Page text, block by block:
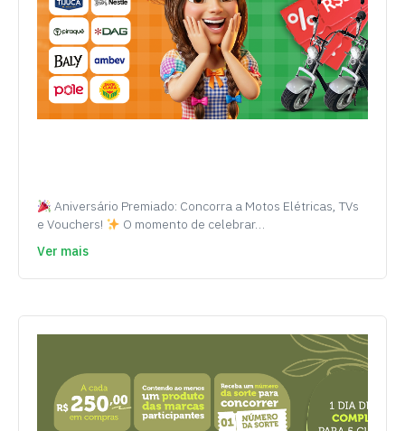
Aniversário Premiado: Concorra a Motos Elétricas, TVs
e Vouchers!
O momento de celebrar…
Ver mais